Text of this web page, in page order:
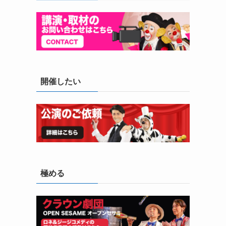
開催したい
極める